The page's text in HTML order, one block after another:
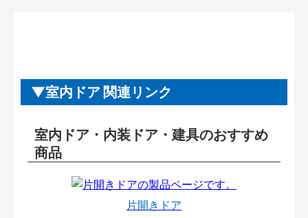
室内ドア 関連リンク
室内ドア・内装ドア・建具のおすすめ
商品
片開きドア